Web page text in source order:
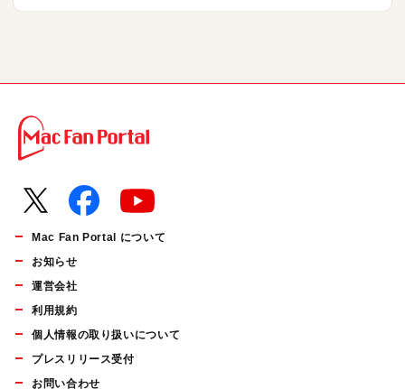
Mac Fan Portal について
お知らせ
運営会社
利用規約
個人情報の取り扱いについて
プレスリリース受付
お問い合わせ